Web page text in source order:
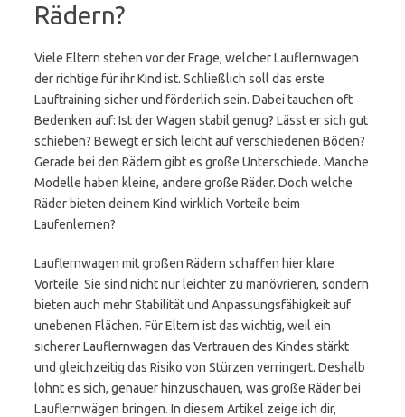
Rädern?
Viele Eltern stehen vor der Frage, welcher Lauflernwagen
der richtige für ihr Kind ist. Schließlich soll das erste
Lauftraining sicher und förderlich sein. Dabei tauchen oft
Bedenken auf: Ist der Wagen stabil genug? Lässt er sich gut
schieben? Bewegt er sich leicht auf verschiedenen Böden?
Gerade bei den Rädern gibt es große Unterschiede. Manche
Modelle haben kleine, andere große Räder. Doch welche
Räder bieten deinem Kind wirklich Vorteile beim
Laufenlernen?
Lauflernwagen mit großen Rädern schaffen hier klare
Vorteile. Sie sind nicht nur leichter zu manövrieren, sondern
bieten auch mehr Stabilität und Anpassungsfähigkeit auf
unebenen Flächen. Für Eltern ist das wichtig, weil ein
sicherer Lauflernwagen das Vertrauen des Kindes stärkt
und gleichzeitig das Risiko von Stürzen verringert. Deshalb
lohnt es sich, genauer hinzuschauen, was große Räder bei
Lauflernwägen bringen. In diesem Artikel zeige ich dir,